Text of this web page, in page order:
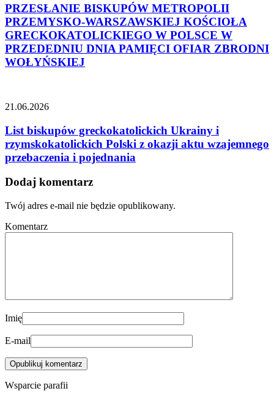
PRZESŁANIE BISKUPÓW METROPOLII
PRZEMYSKO-WARSZAWSKIEJ KOŚCIOŁA
GRECKOKATOLICKIEGO W POLSCE W
PRZEDEDNIU DNIA PAMIĘCI OFIAR ZBRODNI
WOŁYŃSKIEJ
21.06.2026
List biskupów greckokatolickich Ukrainy i
rzymskokatolickich Polski z okazji aktu wzajemnego
przebaczenia i pojednania
Dodaj komentarz
Twój adres e-mail nie będzie opublikowany.
Komentarz
Imię
E-mail
Wsparcie parafii